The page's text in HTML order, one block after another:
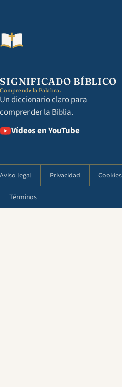
SIGNIFICADO BÍBLICO
Comprende la Palabra.
Un diccionario claro para
comprender la Biblia.
Vídeos en YouTube
Aviso legal Privacidad Cookies
Términos